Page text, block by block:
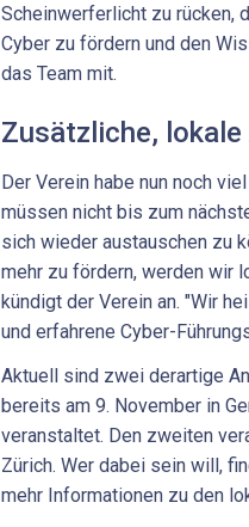
Scheinwerferlicht zu rücken,
Cyber zu fördern und den
das Team mit.
Zusätzliche,
Der Verein habe nun noch
müssen nicht bis zum
sich wieder austauschen zu
mehr zu fördern, werden wir
kündigt der Verein an. "Wir
und erfahrene Cyber-
Aktuell sind zwei derartige
bereits am 9. November in
veranstaltet. Den zweiten
Zürich. Wer dabei sein will,
mehr Informationen zu den